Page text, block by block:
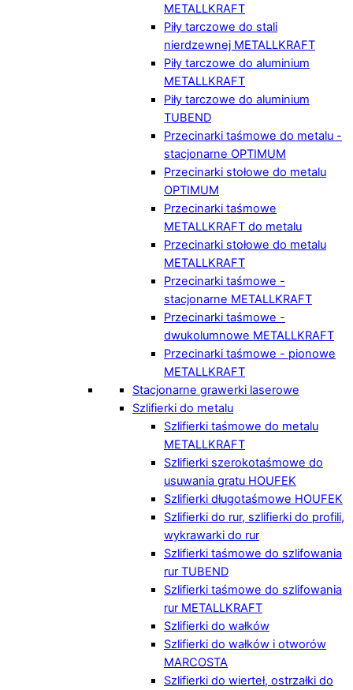
METALLKRAFT
Piły tarczowe do stali
nierdzewnej METALLKRAFT
Piły tarczowe do aluminium
METALLKRAFT
Piły tarczowe do aluminium
TUBEND
Przecinarki taśmowe do metalu -
stacjonarne OPTIMUM
Przecinarki stołowe do metalu
OPTIMUM
Przecinarki taśmowe
METALLKRAFT do metalu
Przecinarki stołowe do metalu
METALLKRAFT
Przecinarki taśmowe -
stacjonarne METALLKRAFT
Przecinarki taśmowe -
dwukolumnowe METALLKRAFT
Przecinarki taśmowe - pionowe
METALLKRAFT
Stacjonarne grawerki laserowe
Szlifierki do metalu
Szlifierki taśmowe do metalu
METALLKRAFT
Szlifierki szerokotaśmowe do
usuwania gratu HOUFEK
Szlifierki długotaśmowe HOUFEK
Szlifierki do rur, szlifierki do profili,
wykrawarki do rur
Szlifierki taśmowe do szlifowania
rur TUBEND
Szlifierki taśmowe do szlifowania
rur METALLKRAFT
Szlifierki do wałków
Szlifierki do wałków i otworów
MARCOSTA
Szlifierki do wierteł, ostrzałki do